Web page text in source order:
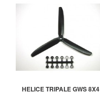
HELICE TRIPALE GWS 8X4